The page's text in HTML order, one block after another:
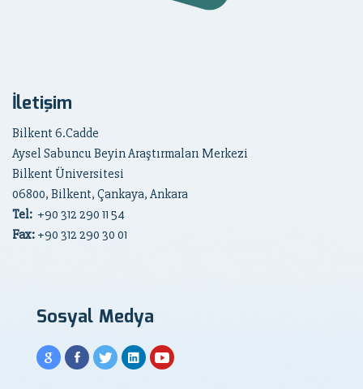
İletişim
Bilkent 6.Cadde
Aysel Sabuncu Beyin Araştırmaları Merkezi
Bilkent Üniversitesi
06800, Bilkent, Çankaya, Ankara
Tel: +90 312 290 11 54
Fax: +90 312 290 30 01
Sosyal Medya